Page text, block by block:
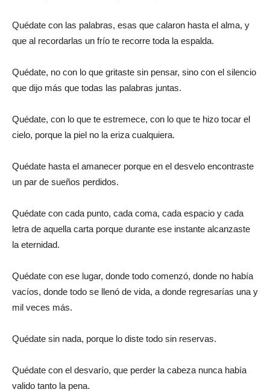
Quédate con las palabras, esas que calaron hasta el alma, y
que al recordarlas un frío te recorre toda la espalda.
Quédate, no con lo que gritaste sin pensar, sino con el silencio
que dijo más que todas las palabras juntas.
Quédate, con lo que te estremece, con lo que te hizo tocar el
cielo, porque la piel no la eriza cualquiera.
Quédate hasta el amanecer porque en el desvelo encontraste
un par de sueños perdidos.
Quédate con cada punto, cada coma, cada espacio y cada
letra de aquella carta porque durante ese instante alcanzaste
la eternidad.
Quédate con ese lugar, donde todo comenzó, donde no había
vacíos, donde todo se llenó de vida, a donde regresarías una y
mil veces más.
Quédate sin nada, porque lo diste todo sin reservas.
Quédate con el desvarío, que perder la cabeza nunca había
valido tanto la pena.